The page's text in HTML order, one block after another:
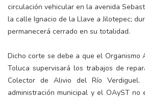
circulación vehicular en la avenida
la calle Ignacio de la Llave a Jilotepec;
permanecerá cerrado en su totalidad.
Dicho corte se debe a que el Organismo
Toluca supervisará los trabajos de
Colector de Alivio del Río
administración municipal y el OAyST no